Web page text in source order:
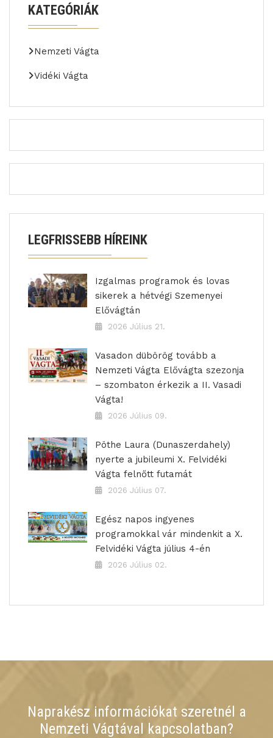
KATEGÓRIÁK
Nemzeti Vágta
Vidéki Vágta
LEGFRISSEBB HÍREINK
Izgalmas programok és lovas
sikerek a hétvégi Szemenyei
Elővágtán
2026 Július 21.
Vasadon dübörög tovább a
Nemzeti Vágta Elővágta szezonja
– szombaton érkezik a II. Vasadi
Vágta!
2026 Július 09.
Pöthe Laura (Dunaszerdahely)
nyerte a jubileumi X. Felvidéki
Vágta felnőtt futamát
2026 Július 07.
Egész napos ingyenes
programokkal vár mindenkit a X.
Felvidéki Vágta július 4-én
2026 Július 02.
Naprakész információkat szeretnél a
Nemzeti Vágtával kapcsolatban?